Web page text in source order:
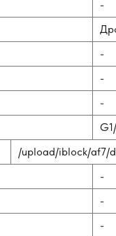
-
-
-
-
/upload/iblock/af7/
-
-
-